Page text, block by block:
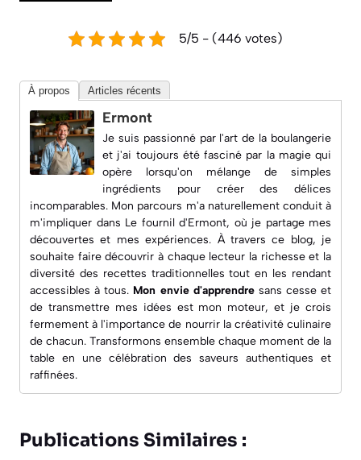
5/5 - (446 votes)
À propos Articles récents
Ermont
Je suis passionné par l'art de la boulangerie
et j'ai toujours été fasciné par la magie qui
opère lorsqu'on mélange de simples
ingrédients pour créer des délices
incomparables. Mon parcours m'a naturellement conduit à
m'impliquer dans Le fournil d'Ermont, où je partage mes
découvertes et mes expériences. À travers ce blog, je
souhaite faire découvrir à chaque lecteur la richesse et la
diversité des recettes traditionnelles tout en les rendant
accessibles à tous. Mon envie d'apprendresans cesse et
de transmettre mes idées est mon moteur, et je crois
fermement à l'importance de nourrir la créativité culinaire
de chacun. Transformons ensemble chaque moment de la
table en une célébration des saveurs authentiques et
raffinées.
Publications Similaires :